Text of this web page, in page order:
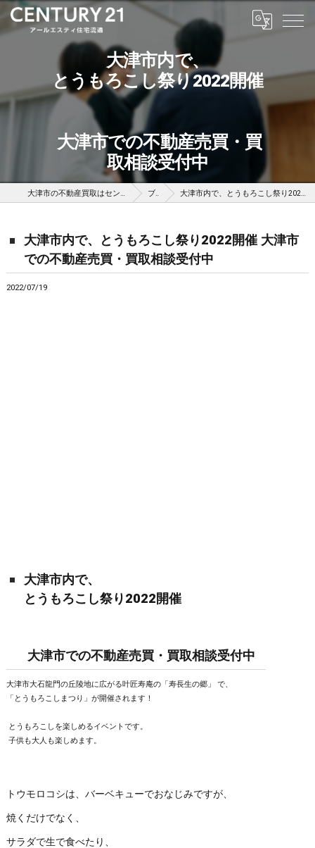
大津市内で、
とうもろこし祭り2022開催
大津市での不動産売買・買
取相談受付中
大津市の不動産買取はセンチュリー21アールエスティ住宅流通 ブログ 大津市内で、とうもろこし祭り2022開催 大津市での不動産売買・買取相談受付中
大津市内で、とうもろこし祭り2022開催 大津市
での不動産売買・買取相談受付中
2022/07/19
大津市内で、
とうもろこし祭り2022開催
大津市での不動産売買・買取相談受付中
大津市大石龍門の丘陵地に広がる叶匠寿庵の「寿長生の郷」 で、
「とうもろこしまつり」が開催されます！
とうもろこしを楽しめるイベントです。
子供も大人も楽しめます。
トウモロコシは、バーベキューでおなじみですが、
焼くだけでなく、
サラダで生で食べたり、